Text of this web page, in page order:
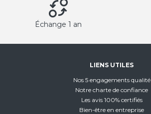
Échange 1 an
LIENS UTILES
Nos 5 engagements qualité
Notre charte de confiance
Les avis 100% certifiés
Bien-être en entreprise